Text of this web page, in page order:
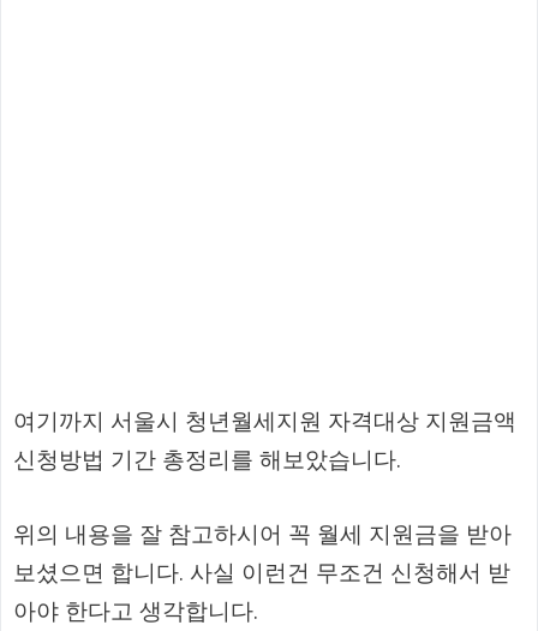
여기까지 서울시 청년월세지원 자격대상 지원금액
신청방법 기간 총정리를 해보았습니다.
위의 내용을 잘 참고하시어 꼭 월세 지원금을 받아
보셨으면 합니다. 사실 이런건 무조건 신청해서 받
아야 한다고 생각합니다.